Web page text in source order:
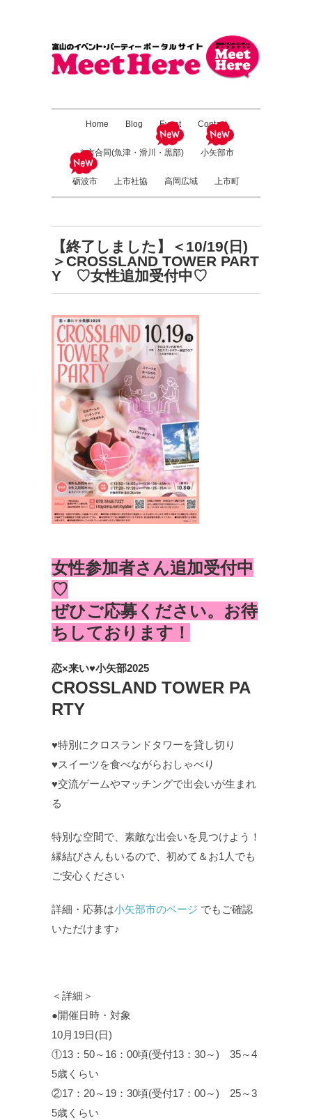
Home Blog Event Contact
３市合同(魚津・滑川・黒部) 小矢部市
砺波市 上市社協 高岡広域 上市町
【終了しました】＜10/19(日)
＞CROSSLAND TOWER PART
Y ♡女性追加受付中♡
女性参加者さん追加受付中
♡
ぜひご応募ください。お待
ちしております！
恋×来い♥小矢部2025
CROSSLAND TOWER PA
RTY
♥特別にクロスランドタワーを貸し切り
♥スイーツを食べながらおしゃべり
♥交流ゲームやマッチングで出会いが生まれ
る
特別な空間で、素敵な出会いを見つけよう！
縁結びさんもいるので、初めて＆お1人でも
ご安心ください
詳細・応募は小矢部市のページ でもご確認
いただけます♪
＜詳細＞
●開催日時・対象
10月19日(日)
①13：50～16：00頃(受付13：30～) 35～4
5歳くらい
②17：20～19：30頃(受付17：00～) 25～3
5歳くらい